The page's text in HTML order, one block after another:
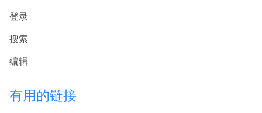
登录
搜索
编辑
有用的链接